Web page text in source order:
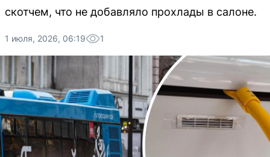
скотчем, что не добавляло прохлады в салоне.
1 июля, 2026, 06:19 1